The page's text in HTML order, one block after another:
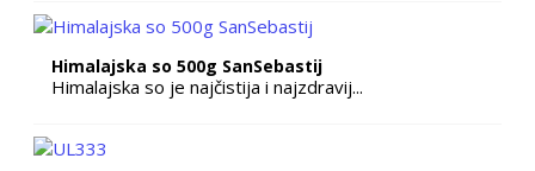
Himalajska so 500g SanSebastij
Himalajska so je najčistija i najzdravij...